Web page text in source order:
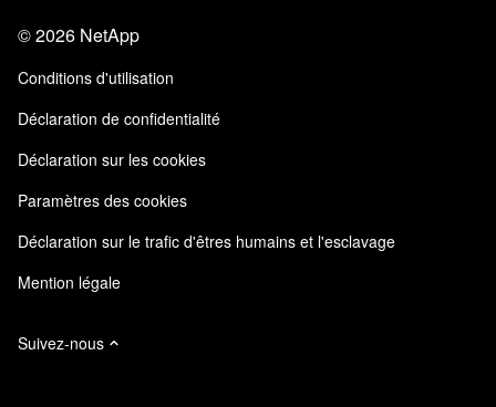
Apprendre
Trust Center
Responsabilité & durabilité
Certifications de la qualité
NetApp Instaclustr
Blog
Expérience client
Témoignages clients
Commentaires sur le site
Accessibilité
Mes abonnements
©2026 NetApp
Conditions d'utilisation
Déclaration de confidentialité
Déclaration sur les cookies
Paramètres des cookies
Déclaration sur le trafic d'êtres humains et l'esclavage
Mention légale
Suivez-nous